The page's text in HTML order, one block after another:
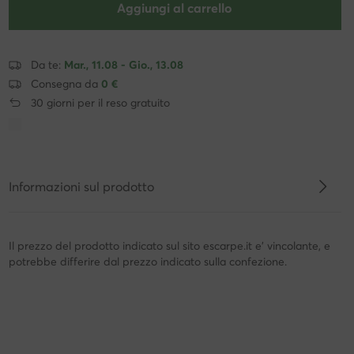
Aggiungi al carrello
Da te: Mar., 11.08 - Gio., 13.08
Consegna da 0 €
30 giorni per il reso gratuito
Informazioni sul prodotto
Il prezzo del prodotto indicato sul sito escarpe.it e' vincolante, e
potrebbe differire dal prezzo indicato sulla confezione.